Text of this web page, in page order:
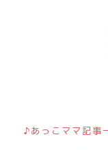
♪あっこママ記事